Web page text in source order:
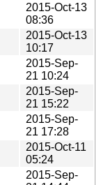
2015-Oct-13
08:36
2015-Oct-13
10:17
2015-Sep-
21 10:24
2015-Sep-
21 15:22
2015-Sep-
21 17:28
2015-Oct-11
05:24
2015-Sep-